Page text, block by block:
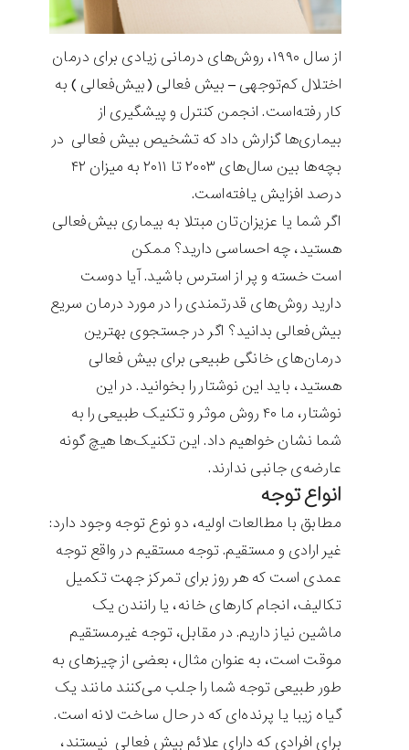
از سال ۱۹۹۰، روش‌های درمانی زیادی برای درمان
اختلال کم‌توجهی – بیش فعالی (بیش‌فعالی ) به
کار رفته‌است. انجمن کنترل و پیشگیری از
بیماری‌ها گزارش داد که تشخیص بیش فعالی در
بچه‌ها بین سال‌های ۲۰۰۳ تا ۲۰۱۱ به میزان ۴۲
درصد افزایش یافته‌است.
اگر شما یا عزیزان‌تان مبتلا به بیماری بیش‌فعالی
هستید، چه احساسی دارید؟ ممکن
است خسته و پر از استرس باشید. آیا دوست
دارید روش‌های قدرتمندی را در مورد درمان سریع
بیش‌فعالی بدانید؟ اگر در جستجوی بهترین
درمان‌های خانگی طبیعی برای بیش فعالی
هستید، باید این نوشتار را بخوانید. در این
نوشتار، ما ۴۰ روش موثر و تکنیک طبیعی را به
شما نشان خواهیم داد. این تکنیک‌ها هیچ گونه
عارضه‌ی جانبی ندارند.
انواع توجه
مطابق با مطالعات اولیه، دو نوع توجه وجود دارد:
غیر ارادی و مستقیم. توجه مستقیم در واقع توجه
عمدی است که هر روز برای تمرکز جهت تکمیل
تکالیف، انجام کارهای خانه، یا رانندن یک
ماشین نیاز داریم. در مقابل، توجه غیرمستقیم
موقت است، به عنوان مثال، بعضی از چیزهای به
طور طبیعی توجه شما را جلب می‌کنند مانند یک
گیاه زیبا یا پرنده‌ای که در حال ساخت لانه است.
برای افرادی که دارای علائم بیش فعالی نیستند،